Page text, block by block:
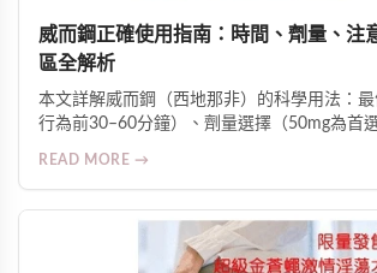
威而鋼正確使用指南：時間、劑量、注
區全解析
本文詳解威而鋼（西地那非）的科學用法：
行為前30–60分鐘）、劑量選擇（50mg為首
壓及心臟病患者須在醫師監督下使用。
READ MORE →